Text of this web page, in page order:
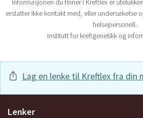
Informasjonen du finner i Kreftlex er
erstatter ikke kontakt med, eller undersøkelse
helsepersonell.
Institutt for kreftgenetikk og
Lag en lenke til Kreftlex fra din
Lenker